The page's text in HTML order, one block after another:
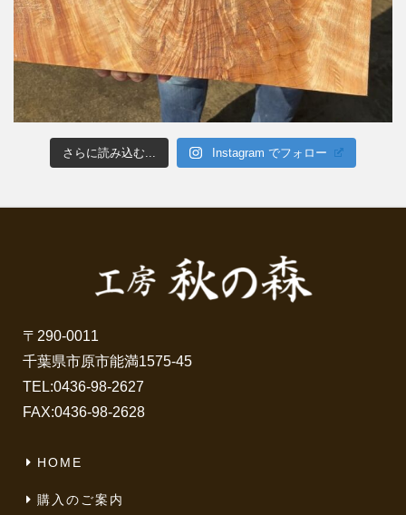
さらに読み込む... Instagram でフォロー
〒290-0011
千葉県市原市能満1575-45
TEL:0436-98-2627
FAX:0436-98-2628
HOME
購入のご案内